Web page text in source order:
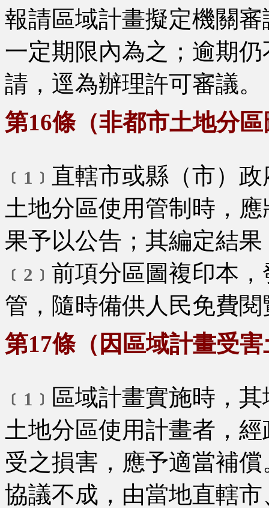
報請區域計畫擬定機關
一定期限內為之；逾期
請，逕為辦理許可審議。
第16條（非都市土地分
﹝1﹞ 直轄市或縣（市）
土地分區使用管制時，
果予以公告；其編定結
﹝2﹞ 前項分區圖複印本
管，隨時備供人民免費閱
第17條（因區域計畫受
﹝1﹞ 區域計畫實施時，
土地分區使用計畫者，
受之損害，應予適當補
協議不成，由當地直轄